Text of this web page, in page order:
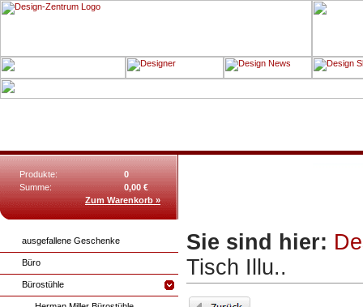
Produkte:
0
Summe:
0,00 €
Zum Warenkorb »
ausgefallene Geschenke
Büro
Bürostühle
Sie sind hier:
Tisch Illu..